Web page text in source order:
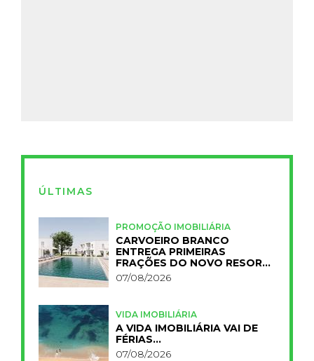
ÚLTIMAS
PROMOÇÃO IMOBILIÁRIA
CARVOEIRO BRANCO
ENTREGA PRIMEIRAS
FRAÇÕES DO NOVO RESORT
PRIMELIFE
07/08/2026
VIDA IMOBILIÁRIA
A VIDA IMOBILIÁRIA VAI DE
FÉRIAS…
07/08/2026